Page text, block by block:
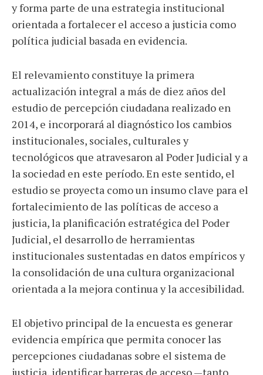
y forma parte de una estrategia institucional
orientada a fortalecer el acceso a justicia como
política judicial basada en evidencia.
El relevamiento constituye la primera
actualización integral a más de diez años del
estudio de percepción ciudadana realizado en
2014, e incorporará al diagnóstico los cambios
institucionales, sociales, culturales y
tecnológicos que atravesaron al Poder Judicial y a
la sociedad en este período. En este sentido, el
estudio se proyecta como un insumo clave para el
fortalecimiento de las políticas de acceso a
justicia, la planificación estratégica del Poder
Judicial, el desarrollo de herramientas
institucionales sustentadas en datos empíricos y
la consolidación de una cultura organizacional
orientada a la mejora continua y la accesibilidad.
El objetivo principal de la encuesta es generar
evidencia empírica que permita conocer las
percepciones ciudadanas sobre el sistema de
justicia, identificar barreras de acceso —tanto